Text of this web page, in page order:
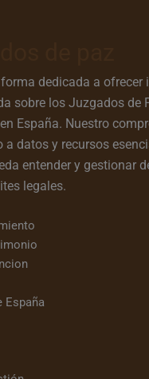
dedicada a ofrecer
sobre los Juzgados de
España. Nuestro
datos y recursos
entender y gestionar
legales.
España